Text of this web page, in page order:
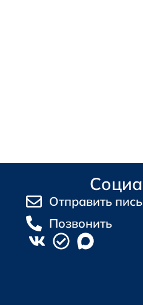
Отправить
Позвонить